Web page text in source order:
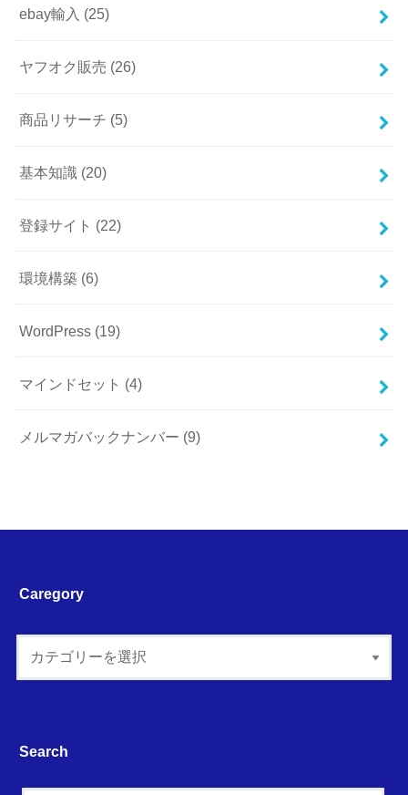
ebay輸入 (25)
ヤフオク販売 (26)
商品リサーチ (5)
基本知識 (20)
登録サイト (22)
環境構築 (6)
WordPress (19)
マインドセット (4)
メルマガバックナンバー (9)
Caregory
Search